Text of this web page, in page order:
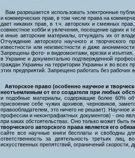
Вам разрешается использовать электронные
и коммерческих прав, в том числе права на
дает никаких прав, в т.ч. авторских и смежных
совместное хобби и увлечения, посещение одних и
и иные авторские материалы, отчуждать их от
Отчуждение авторского научного и творческого
известности или неизвестности и даже
Запрещены фото- и видеомонтажи, врезки и
в Украине и документально подтвержденной
граждан Украины на территории Украины и во всех
этих предприятий. Запрещено работать без
Авторское право (особенно научное и
неотъемлимым от его создателя при любых
и подобные материалы, содержащие более 60%
присвоение себе чужих архивов, черновиков,
правообладателем, это ничего не решает). Научное
профессии и неконтрафактных документов) - оно
при каких обстоятельствах. Оно только может
творческого авторского права является его
сайте все научные книги бесплаты и свободны
ответственность за деятельность третьих лиц,
искусственных препятствий, ограничений скорости,